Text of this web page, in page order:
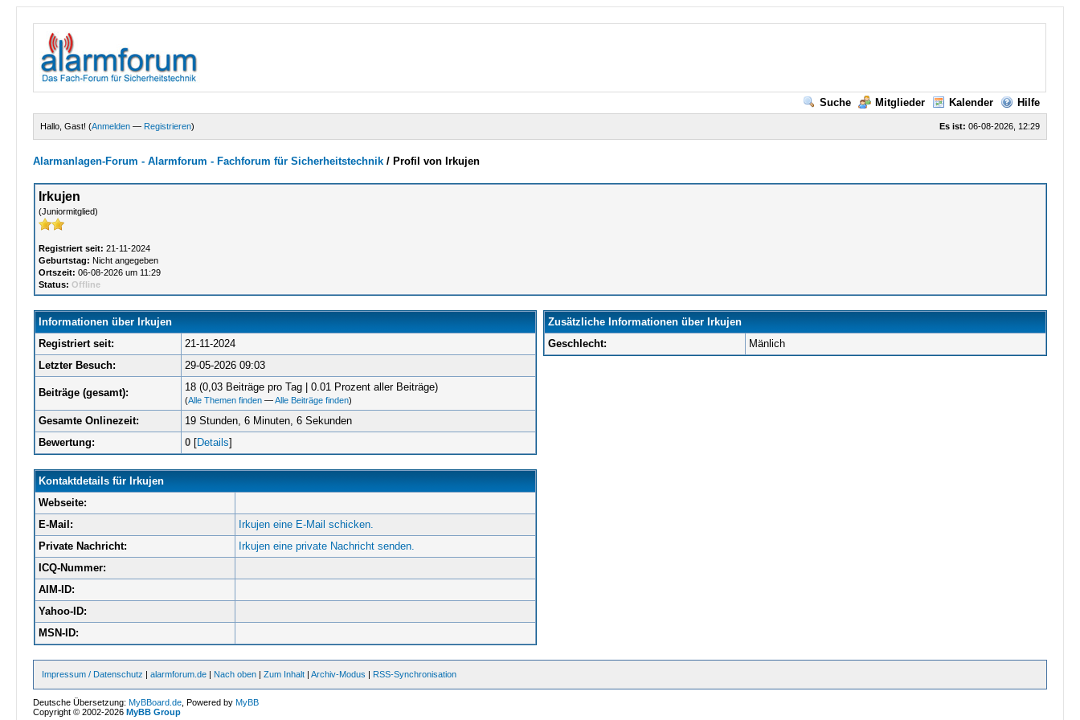
Suche Mitglieder Kalender Hilfe
Es ist: 06-08-2026, 12:29
Hallo, Gast! (Anmelden — Registrieren)
Alarmanlagen-Forum - Alarmforum - Fachforum für Sicherheitstechnik / Profil von Irkujen
Irkujen
(Juniormitglied)
Registriert seit: 21-11-2024
Geburtstag: Nicht angegeben
Ortszeit: 06-08-2026 um 11:29
Status: Offline
Informationen über Irkujen
Registriert seit:
21-11-2024
Letzter Besuch:
29-05-2026 09:03
Beiträge (gesamt): 18 (0,03 Beiträge pro Tag | 0.01 Prozent aller Beiträge)
(Alle Themen finden—Alle Beiträge finden)
Gesamte Onlinezeit:
19 Stunden, 6 Minuten, 6 Sekunden
Bewertung:
0[Details]
Kontaktdetails für Irkujen
Webseite:
E-Mail:
Irkujen eine E-Mail schicken.
Private Nachricht:
Irkujen eine private Nachricht senden.
ICQ-Nummer:
AIM-ID:
Yahoo-ID:
MSN-ID:
Zusätzliche Informationen über Irkujen
Geschlecht:
Mänlich
Impressum / Datenschutz |alarmforum.de | Nach oben |Zum Inhalt |Archiv-Modus | RSS-Synchronisation
Deutsche Übersetzung:MyBBoard.de , Powered byMyBB
Copyright © 2002-2026MyBB Group